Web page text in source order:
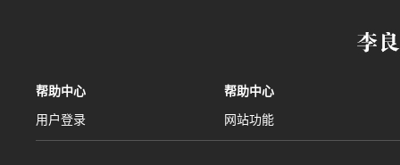
帮助中心
用户登录
帮助中心
网站功能